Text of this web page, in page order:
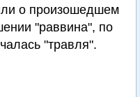
о произошедшем
"раввина", по
"травля".